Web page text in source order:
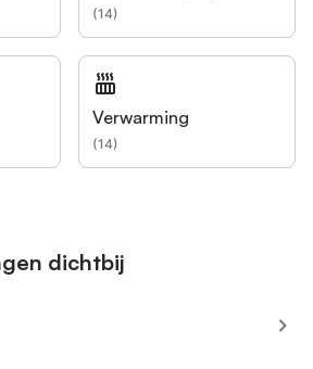
(14)
Verwarming
(14)
dichtbij